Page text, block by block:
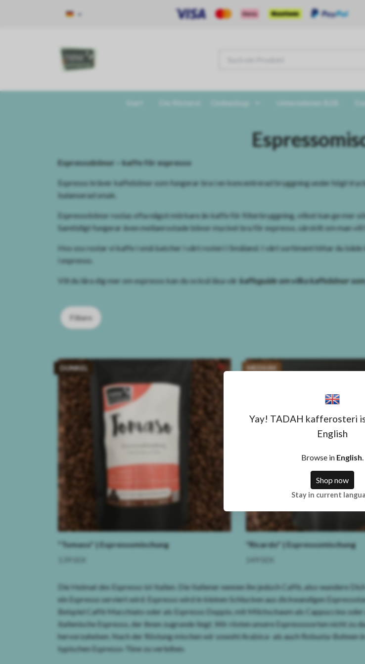
Start Die Rösterei Onlineshop Unternehmen B2B
Espressobönor – kaffe för espresso
Espresso kräver kaffebönor som fungerar bra i en koncentrerad bryggning under högt
balanserad smak.
Espressobönor rostas ofta något mörkare än kaffe för filterbryggning, vilket kan ge mer
Samtidigt fungerar även mellanrostade bönor mycket bra för espresso, särskilt om man
Hos oss rostar vi kaffe i små batcher i vårt rosteri i Småland. I vårt sortiment hittar du
i espresso.
Vill du lära dig mer om espresso kan du också läsa vår kaffeguide om vilka kaffebönor
Filtern
DUNKEL
"Tomaso" | Espressomischung
MEDIUM
"Ricardo" | Espressomischung
149 SEK
Die Heimat des Espresso ist Italien.
Die Italiener nennen ihn jedoch Caffè, also wundere
ein Espresso serviert wird. Espresso wird in kleinen Schlucken aus dickwandigen
Beispiel Caffè Macchiato oder als Espresso Doppio, mit Milchschaum als Cappuccino
italienische Espresso, der ihnen zugrunde liegt. Wir rösten unsere Espressosorten nicht zu
hervorzuheben. Nach der Röstung mischen wir sowohl Arabica- als auch Robusta-Bohnen
typischen Espresso-Töne zu verleihen.
Yay! TADAH kafferosteri
English
Browse in English.
Shop now
Stay in current